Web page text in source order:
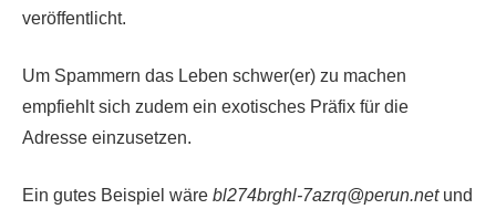
veröffentlicht.
Um Spammern das Leben schwer(er) zu machen
empfiehlt sich zudem ein exotisches Präfix für die
Adresse einzusetzen.
Ein gutes Beispiel wäre bl274brghl-7azrq@perun.netund